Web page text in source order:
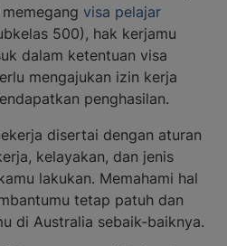
visa pelajar
500), hak kerjamu
dalam ketentuan visa
mengajukan izin kerja
penghasilan.
disertai dengan aturan
kelayakan, dan jenis
lakukan. Memahami hal
tetap patuh dan
di Australia sebaik-baiknya.